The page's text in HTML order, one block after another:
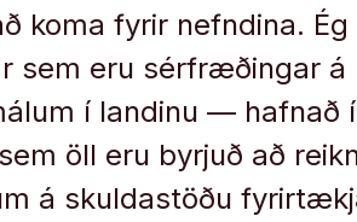
koma fyrir nefndina. Ég
sem eru sérfræðingar á
í landinu — hafnað
öll eru byrjuð að
á skuldastöðu